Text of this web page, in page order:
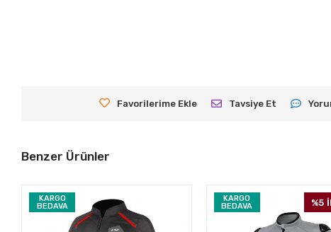
Favorilerime Ekle Tavsiye Et
Benzer Ürünler
KARGO
BEDAVA
KARGO
BEDAVA
%5